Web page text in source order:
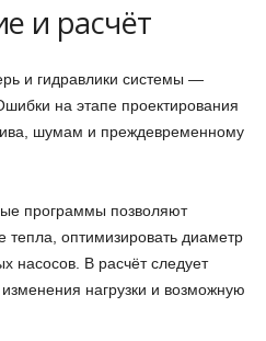
и расчёт
и гидравлики системы —
на этапе проектирования
шумам и преждевременному
программы позволяют
тепла, оптимизировать диаметр
насосов. В расчёт следует
нагрузки и возможную